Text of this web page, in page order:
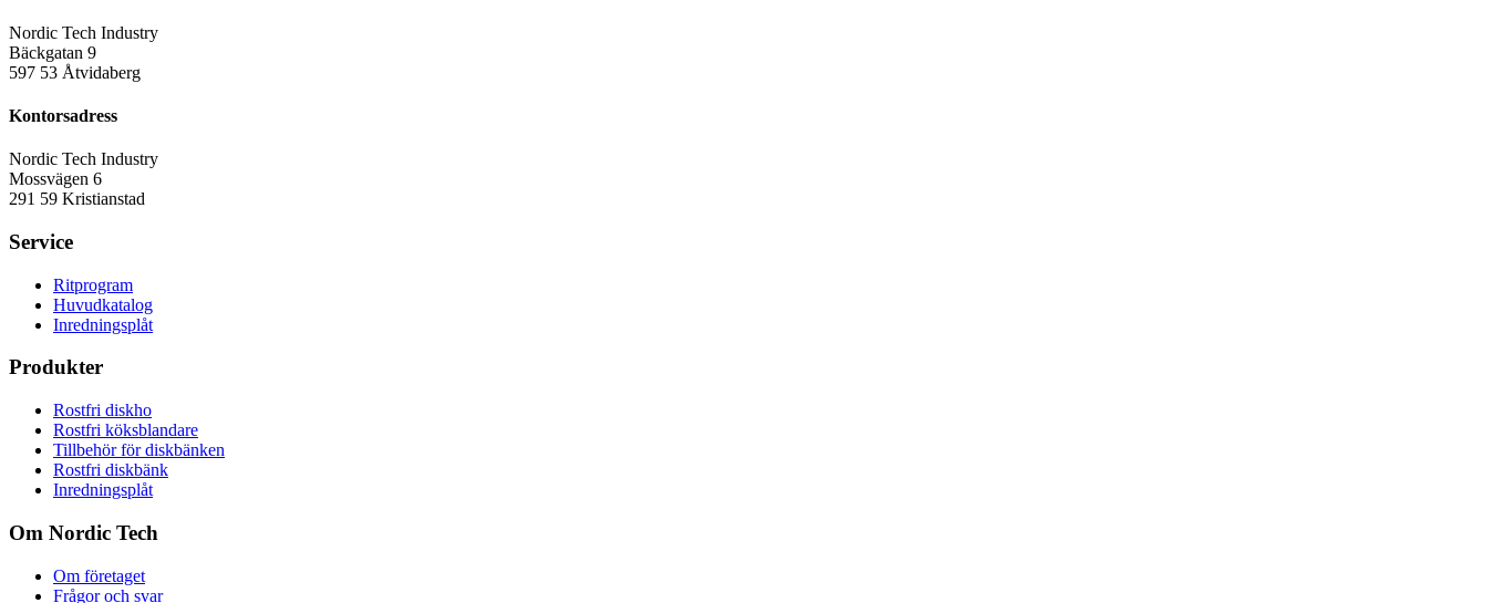
Nordic Tech Industry
Bäckgatan 9
597 53 Åtvidaberg
Kontorsadress
Nordic Tech Industry
Mossvägen 6
291 59 Kristianstad
Service
Ritprogram
Huvudkatalog
Inredningsplåt
Produkter
Rostfri diskho
Rostfri köksblandare
Tillbehör för diskbänken
Rostfri diskbänk
Inredningsplåt
Om Nordic Tech
Om företaget
Frågor och svar